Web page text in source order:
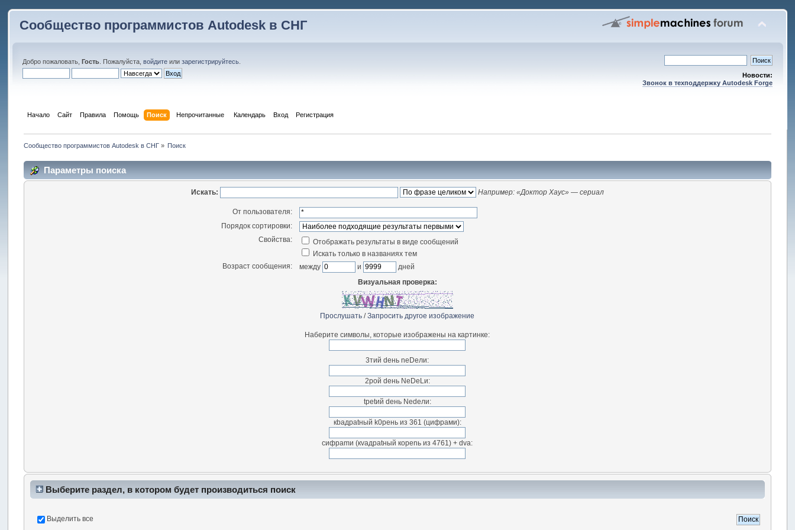
Сообщество программистов Autodesk в СНГ
Добро пожаловать,Гость . Пожалуйста,войдите илизарегистрируйтесь
Новости:
Звонок в техподдержку Autodesk Forge
Начало Сайт Правила Помощь Поиск Непрочитанные Календарь Вход Регистрация
Сообщество программистов Autodesk в СНГ» Поиск
Параметры поиска
Искать: Например: «Доктор Хаус» — сериал
От пользователя:
Порядок сортировки:
Свойства:
Отображать результаты в виде сообщений
Искать только в названиях тем
Возраст сообщения:
между и
дней
Визуальная проверка:
Прослушать /Запросить другое изображение
Наберите символы, которые изображены на картинке:
3тий deнь neDeли:
2рой dень NeDeLи:
tpetий deнь Nedeли:
кbaдpatный k0peнь из 361 (цифpами):
cифраmи (кvaдраtный коpenь из 4761) + dva:
Выберите раздел, в котором будет производиться поиск
Выделить все